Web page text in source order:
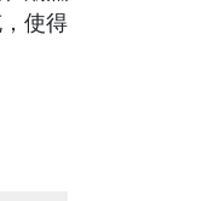
使得